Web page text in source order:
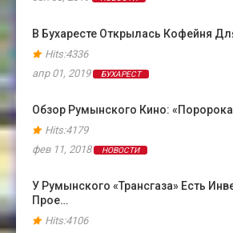
В Бухаресте Открылась Кофейня
Hits:4336
апр 01, 2019
БУХАРЕСТ
Обзор Румынского Кино:
Hits:4179
фев 11, 2018
НОВОСТИ
У Румынского «Трансгаза» Есть
Прое…
Hits:4106